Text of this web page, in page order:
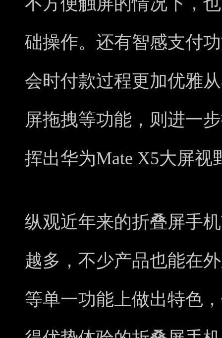
础操作。还有智感支付
会时付款过程更加优雅
屏拖拽等功能，则进一
挥出华为Mate X5大屏视
纵观近年来的折叠屏手
越多，不少产品也能在
等单一功能上做出特色